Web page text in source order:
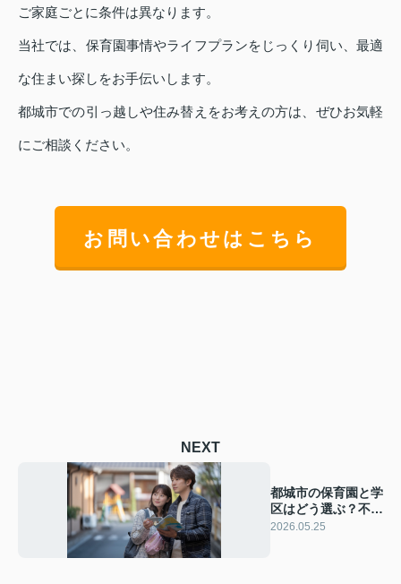
ご家庭ごとに条件は異なります。
当社では、保育園事情やライフプランをじっくり伺い、最適
な住まい探しをお手伝いします。
都城市での引っ越しや住み替えをお考えの方は、ぜひお気軽
にご相談ください。
お問い合わせはこちら
NEXT
都城市の保育園と学
区はどう選ぶ？不動
産の選び方と通学環
2026.05.25